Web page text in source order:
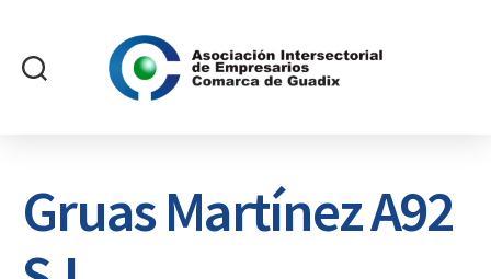
Empresarios
Comarca
de
Gruas Martínez A92